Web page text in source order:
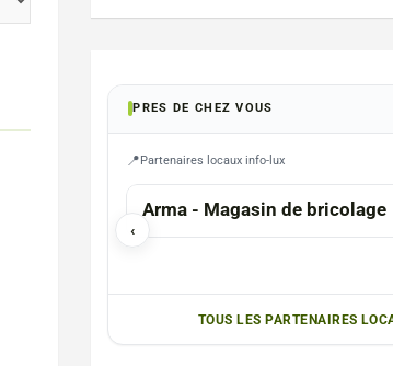
PRES DE CHEZ VOUS
Partenaires locaux info-lux
‹
MESSANCY
Arma - Magasin de bricolage
TOUS LES PARTENAIRES